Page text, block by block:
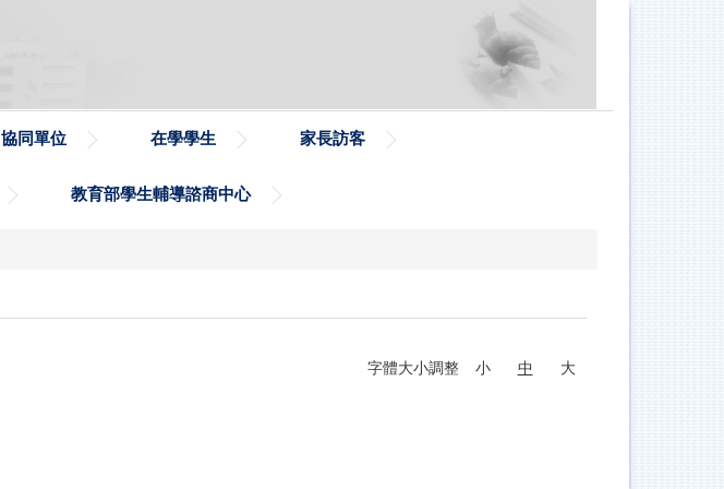
協同單位 在學學生 家長訪客
教育部學生輔導諮商中心
字體大小調整 小 中 大